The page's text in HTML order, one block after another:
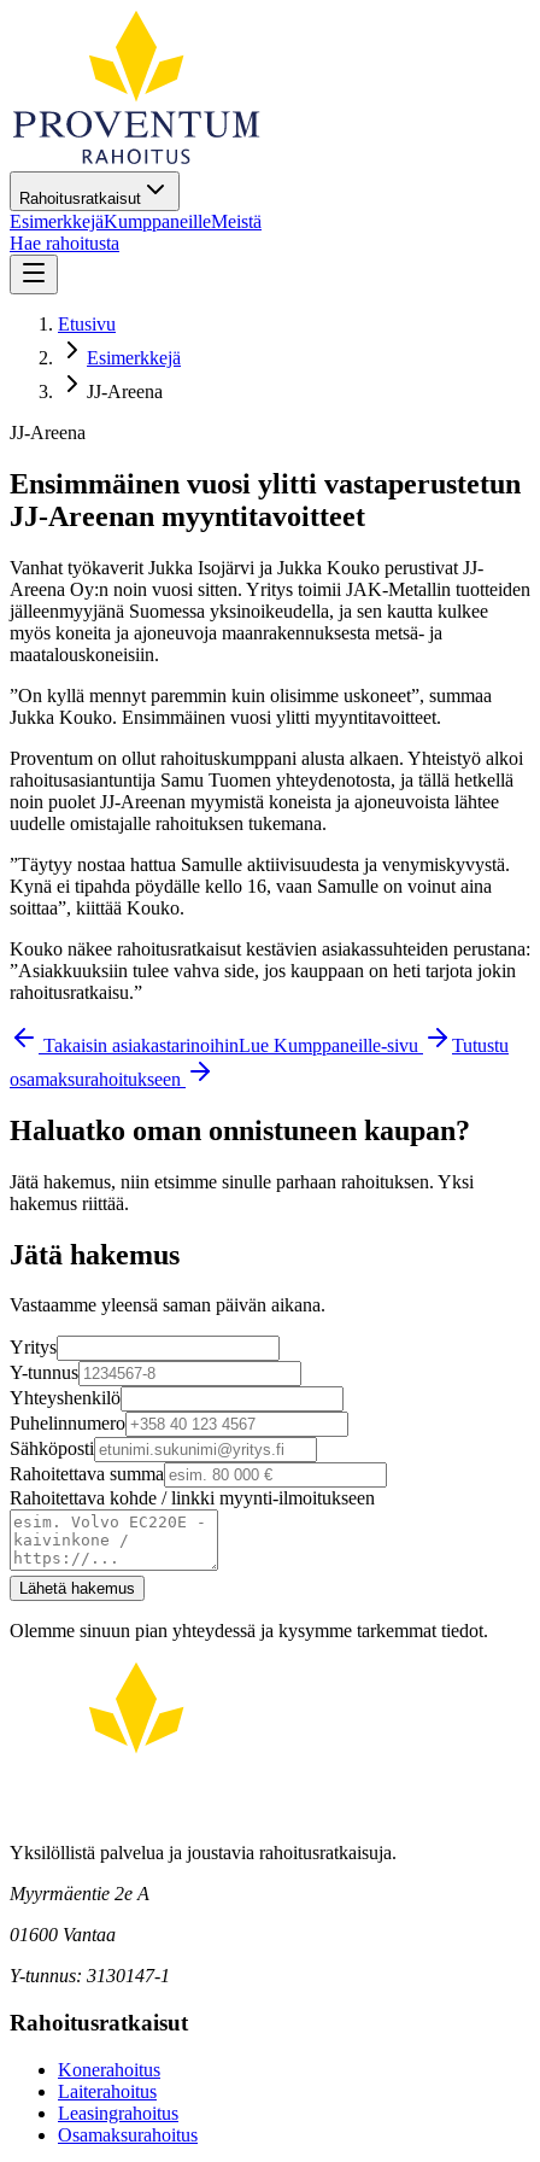
Rahoitusratkaisut
EsimerkkejäKumppaneilleMeistä
Hae rahoitusta
Etusivu
Esimerkkejä
JJ-Areena
JJ-Areena
Ensimmäinen vuosi ylitti vastaperustetun
JJ-Areenan myyntitavoitteet
Vanhat työkaverit Jukka Isojärvi ja Jukka Kouko perustivat JJ-
Areena Oy:n noin vuosi sitten. Yritys toimii JAK-Metallin tuotteiden
jälleenmyyjänä Suomessa yksinoikeudella, ja sen kautta kulkee
myös koneita ja ajoneuvoja maanrakennuksesta metsä- ja
maatalouskoneisiin.
”On kyllä mennyt paremmin kuin olisimme uskoneet”, summaa
Jukka Kouko. Ensimmäinen vuosi ylitti myyntitavoitteet.
Proventum on ollut rahoituskumppani alusta alkaen. Yhteistyö alkoi
rahoitusasiantuntija Samu Tuomen yhteydenotosta, ja tällä hetkellä
noin puolet JJ-Areenan myymistä koneista ja ajoneuvoista lähtee
uudelle omistajalle rahoituksen tukemana.
”Täytyy nostaa hattua Samulle aktiivisuudesta ja venymiskyvystä.
Kynä ei tipahda pöydälle kello 16, vaan Samulle on voinut aina
soittaa”, kiittää Kouko.
Kouko näkee rahoitusratkaisut kestävien asiakassuhteiden perustana:
”Asiakkuuksiin tulee vahva side, jos kauppaan on heti tarjota jokin
rahoitusratkaisu.”
Takaisin asiakastarinoihinLue Kumppaneille-sivu
Tutustu
osamaksurahoitukseen
Haluatko oman onnistuneen kaupan?
Jätä hakemus, niin etsimme sinulle parhaan rahoituksen. Yksi
hakemus riittää.
Jätä hakemus
Vastaamme yleensä saman päivän aikana.
Yritys
Y-tunnus
Yhteyshenkilö
Puhelinnumero
Sähköposti
Rahoitettava summa
Rahoitettava kohde / linkki myynti-ilmoitukseen
Lähetä hakemus
Olemme sinuun pian yhteydessä ja kysymme tarkemmat tiedot.
Yksilöllistä palvelua ja joustavia rahoitusratkaisuja.
Myyrmäentie 2e A
01600 Vantaa
Y-tunnus: 3130147-1
Rahoitusratkaisut
Konerahoitus
Laiterahoitus
Leasingrahoitus
Osamaksurahoitus